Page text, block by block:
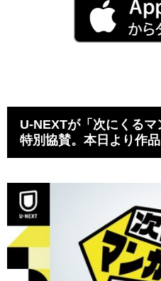
U-NEXTが「次にくる
特別協賛。本日より作